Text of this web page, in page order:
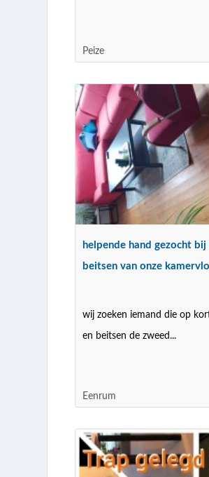
Peize
helpende hand gezocht bij
beitsen van onze
wij zoeken iemand die op
en beitsen de zweed...
Eenrum